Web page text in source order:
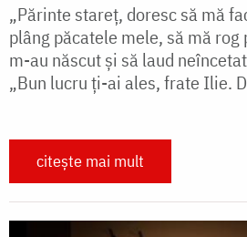
„Părinte stareţ, doresc să mă
plâng păcatele mele, să mă
m-au născut şi să laud
„Bun lucru ţi-ai ales, frate Ilie.
citește mai mult